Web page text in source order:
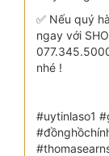
✅ Nếu quý
ngay với
nhé !
#uytinlaso1